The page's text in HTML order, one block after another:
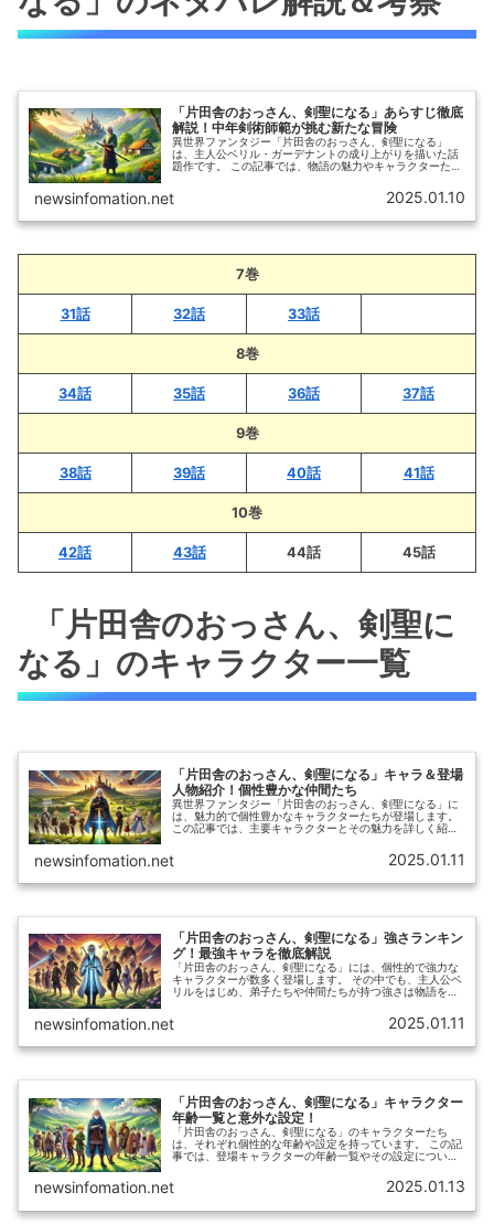
「片田舎のおっさん、剣聖になる」あらすじ徹底
解説！中年剣術師範が挑む新たな冒険
異世界ファンタジー「片田舎のおっさん、剣聖になる」
は、主人公ベリル・ガーデナントの成り上がりを描いた話
題作です。 この記事では、物語の魅力やキャラクターたち
newsinfomation.net 2025.01.10
7巻
31話 32話 33話
8巻
34話 35話 36話 37話
9巻
38話 39話 40話 41話
10巻
42話 43話 44話 45話
「片田舎のおっさん、剣聖に
なる」のキャラクター一覧
「片田舎のおっさん、剣聖になる」キャラ＆登場
人物紹介！個性豊かな仲間たち
異世界ファンタジー「片田舎のおっさん、剣聖になる」に
は、魅力的で個性豊かなキャラクターたちが登場します。
この記事では、主要キャラクターとその魅力を詳しく紹介
newsinfomation.net 2025.01.11
「片田舎のおっさん、剣聖になる」強さランキン
グ！最強キャラを徹底解説
「片田舎のおっさん、剣聖になる」には、個性的で強力な
キャラクターが数多く登場します。 その中でも、主人公ベ
リルをはじめ、弟子たちや仲間たちが持つ強さは物語を彩
ランキング形式で紹介し、それぞれの特徴や魅力を徹底解
説します。
newsinfomation.net 2025.01.11
「片田舎のおっさん、剣聖になる」キャラクター
年齢一覧と意外な設定！
「片田舎のおっさん、剣聖になる」のキャラクターたち
は、それぞれ個性的な年齢や設定を持っています。 この記
事では、登場キャラクターの年齢一覧やその設定について
newsinfomation.net 2025.01.13